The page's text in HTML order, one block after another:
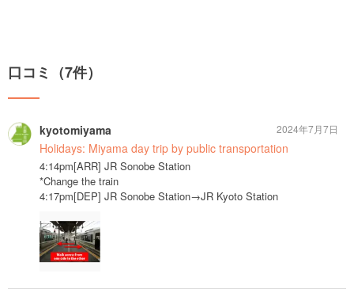
口コミ（7件）
kyotomiyama
Holidays: Miyama day trip by public transportation
4:14pm[ARR] JR Sonobe Station
*Change the train
4:17pm[DEP] JR Sonobe Station→JR Kyoto Station
2024年7月7日